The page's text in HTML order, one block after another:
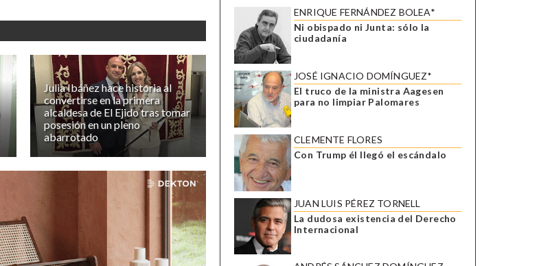
Julia Ibáñez hace historia al
convertirse en la primera
alcaldesa de El Ejido tras tomar
posesión en un pleno
abarrotado
ENRIQUE FERNÁNDEZ BOLEA*
Ni obispado ni Junta: sólo la
ciudadanía
JOSÉ IGNACIO DOMÍNGUEZ*
El truco de la ministra Aagesen
para no limpiar Palomares
CLEMENTE FLORES
Con Trump él llegó el escándalo
JUAN LUIS PÉREZ TORNELL
La dudosa existencia del Derecho
Internacional